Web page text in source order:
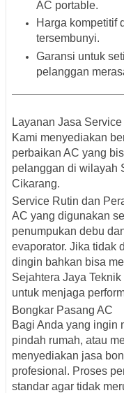
AC portable.
Harga kompetitif
tersembunyi.
Garansi untuk
pelanggan
Layanan Jasa
Kami menyediakan
perbaikan AC yang
pelanggan di wilayah
Cikarang.
Service Rutin dan
AC yang digunakan
penumpukan debu
evaporator. Jika tidak
dingin bahkan bisa
Sejahtera Jaya
untuk menjaga
Bongkar Pasang AC
Bagi Anda yang ingin
pindah rumah, atau
menyediakan jasa
profesional. Proses
standar agar tidak